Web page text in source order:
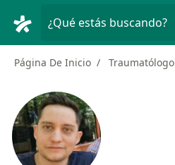
¿Qué estás buscando?
Página De Inicio Traumatólogo